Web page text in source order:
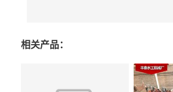
相关产品：